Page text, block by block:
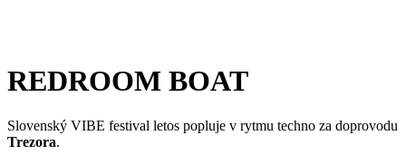
REDROOM BOAT
Slovenský VIBE festival letos popluje v rytmu techno za doprovodu
Trezora.